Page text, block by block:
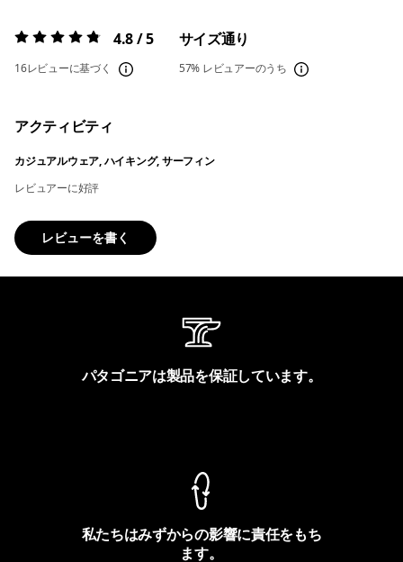
評価:4.8 / 5 4.8 / 5
16レビューに基づく
サイズ通り
57% レビュアーのうち
アクティビティ
カジュアルウェア, ハイキング, サーフィン
レビュアーに好評
レビューを書く
パタゴニアは製品を保証しています。
私たちはみずからの影響に責任をもち
ます。